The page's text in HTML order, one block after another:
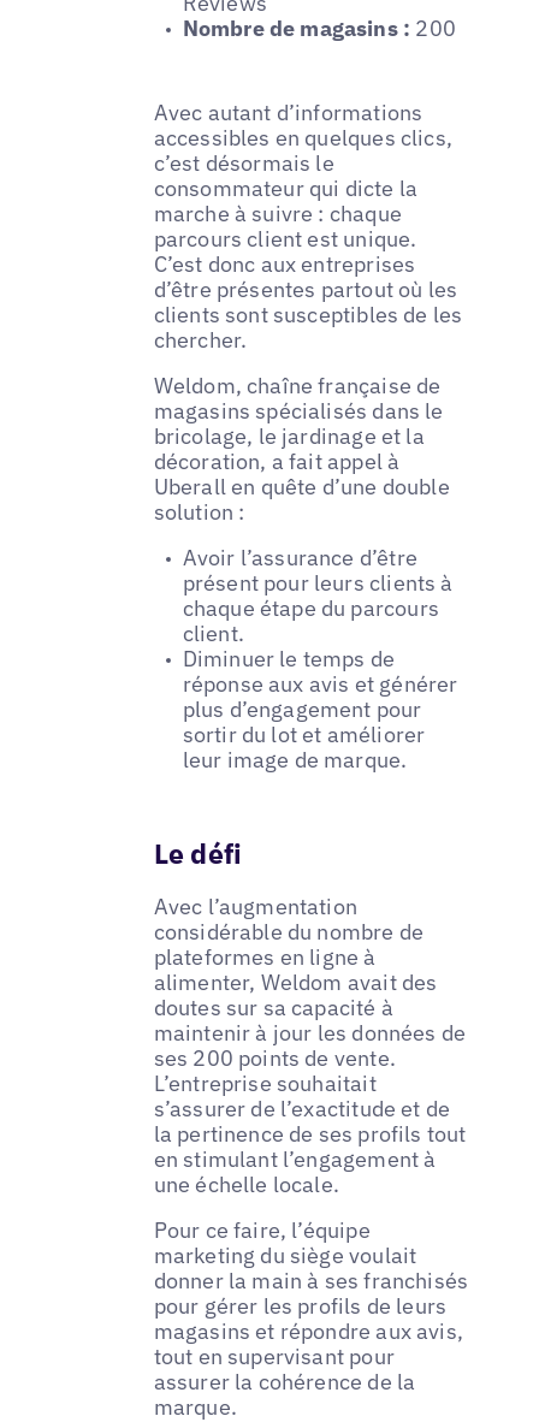
Nombre de magasins : 200
Avec autant d’informations
accessibles en quelques clics,
c’est désormais le
consommateur qui dicte la
marche à suivre : chaque
parcours client est unique.
C’est donc aux entreprises
d’être présentes partout où les
clients sont susceptibles de les
chercher.
Weldom, chaîne française de
magasins spécialisés dans le
bricolage, le jardinage et la
décoration, a fait appel à
Uberall en quête d’une double
solution :
Avoir l’assurance d’être
présent pour leurs clients à
chaque étape du parcours
client.
Diminuer le temps de
réponse aux avis et générer
plus d’engagement pour
sortir du lot et améliorer
leur image de marque.
Le défi
Avec l’augmentation
considérable du nombre de
plateformes en ligne à
alimenter, Weldom avait des
doutes sur sa capacité à
maintenir à jour les données de
ses 200 points de vente.
L’entreprise souhaitait
s’assurer de l’exactitude et de
la pertinence de ses profils tout
en stimulant l’engagement à
une échelle locale.
Pour ce faire, l’équipe
marketing du siège voulait
donner la main à ses franchisés
pour gérer les profils de leurs
magasins et répondre aux avis,
tout en supervisant pour
assurer la cohérence de la
marque.